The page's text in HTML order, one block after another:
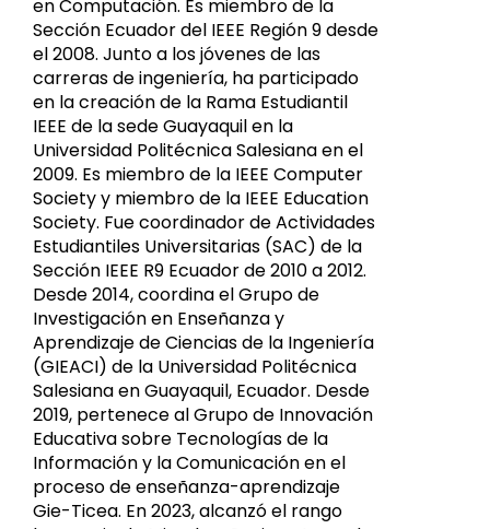
en Computación. Es miembro de la
Sección Ecuador del IEEE Región 9 desde
el 2008. Junto a los jóvenes de las
carreras de ingeniería, ha participado
en la creación de la Rama Estudiantil
IEEE de la sede Guayaquil en la
Universidad Politécnica Salesiana en el
2009. Es miembro de la IEEE Computer
Society y miembro de la IEEE Education
Society. Fue coordinador de Actividades
Estudiantiles Universitarias (SAC) de la
Sección IEEE R9 Ecuador de 2010 a 2012.
Desde 2014, coordina el Grupo de
Investigación en Enseñanza y
Aprendizaje de Ciencias de la Ingeniería
(GIEACI) de la Universidad Politécnica
Salesiana en Guayaquil, Ecuador. Desde
2019, pertenece al Grupo de Innovación
Educativa sobre Tecnologías de la
Información y la Comunicación en el
proceso de enseñanza-aprendizaje
Gie-Ticea. En 2023, alcanzó el rango